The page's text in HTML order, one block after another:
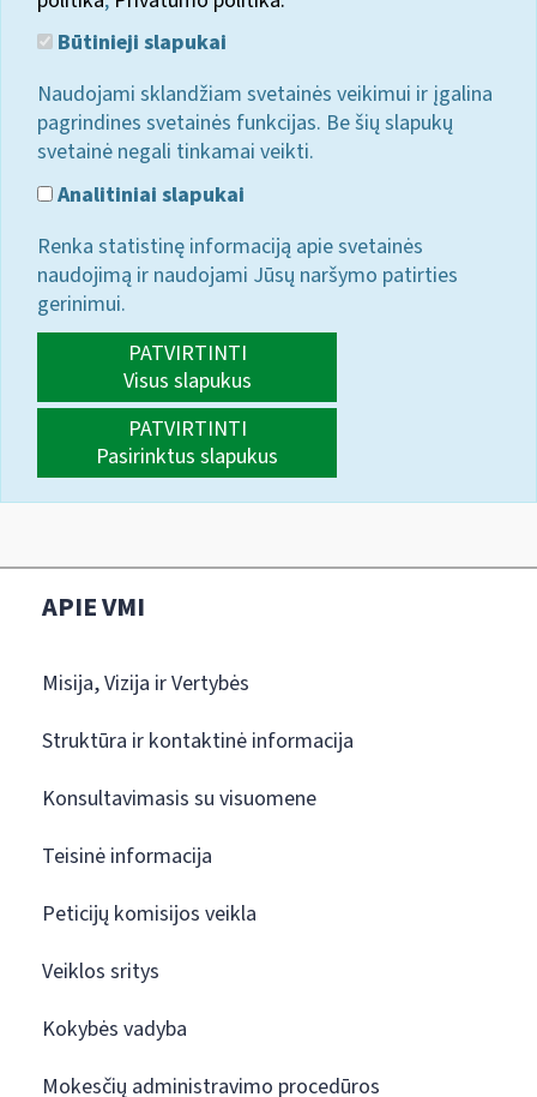
Būtinieji slapukai
Naudojami sklandžiam svetainės veikimui ir įgalina
pagrindines svetainės funkcijas. Be šių slapukų
svetainė negali tinkamai veikti.
Analitiniai slapukai
Renka statistinę informaciją apie svetainės
naudojimą ir naudojami Jūsų naršymo patirties
gerinimui.
PATVIRTINTI
Visus slapukus
PATVIRTINTI
Pasirinktus slapukus
APIE VMI
Misija, Vizija ir Vertybės
Struktūra ir kontaktinė informacija
Konsultavimasis su visuomene
Teisinė informacija
Peticijų komisijos veikla
Veiklos sritys
Kokybės vadyba
Mokesčių administravimo procedūros